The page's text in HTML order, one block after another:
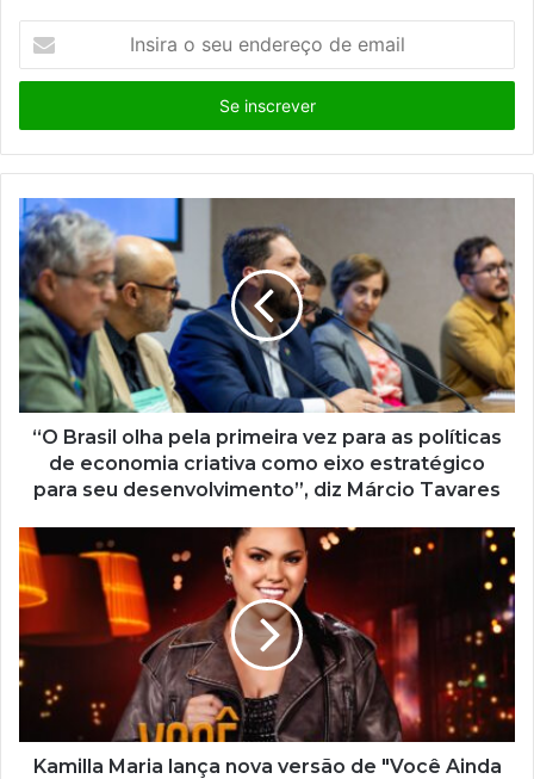
s
r
a
s
e
u
n
d
e
r
e
e
m
a
i
l
“O Brasil olha pela primeira vez para as políticas
de economia criativa como eixo estratégico
para seu desenvolvimento”, diz Márcio Tavares
Kamilla Maria lança nova versão de "Você Ainda